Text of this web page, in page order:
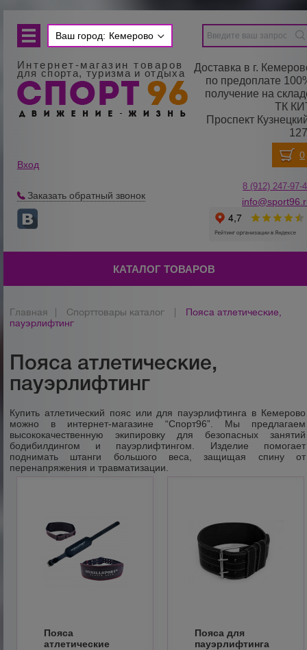
Ваш город: Кемерово
Интернет-магазин товаров
для спорта, туризма и отдыха
Доставка в г.
по предоплате
получение на
ТК
Проспект
Вход
Заказать обратный звонок
8 (912) 247-97-
КАТАЛОГ ТОВАРОВ
Главная Спорттовары каталог
Пояса атлетические,
пауэрлифтинг
Пояса атлетические,
пауэрлифтинг
Купить атлетический пояс или для пауэрлифтинга в Кемерово
можно в интернет-магазине “Спорт96”. Мы предлагаем
высококачественную экипировку для безопасных занятий
бодибилдингом и пауэрлифтингом. Изделие помогает
поднимать штанги большого веса, защищая спину от
перенапряжения и травматизации.
Пояса
атлетические
Пояса для
пауэрлифтинга